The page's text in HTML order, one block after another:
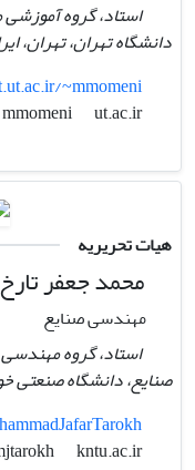
استاد، گروه
دانشگاه تهران، تهران،
~mmomeni
mmomeni
ut.ac.ir
هیات تحریریه
محمد جعفر تارخ
مهندسی صنایع
استاد، گروه
صنایع،‌ دانشگاه صنعتی
mjtarokh
kntu.ac.ir